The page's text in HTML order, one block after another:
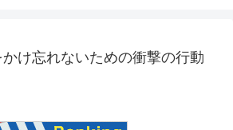
け忘れないための衝撃の行動